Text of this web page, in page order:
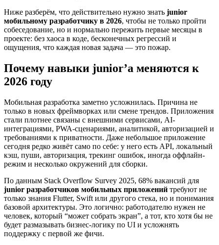
Ниже разберём, что действительно нужно знать junior
мобильному разработчику в 2026, чтобы не только пройти
собеседование, но и нормально пережить первые месяцы в
проекте: без хаоса в коде, бесконечных регрессий и
ощущения, что каждая новая задача — это пожар.
Почему навыки junior’а меняются к
2026 году
Мобильная разработка заметно усложнилась. Причина не
только в новых фреймворках или смене трендов. Приложения
стали плотнее связаны с внешними сервисами, AI-
интеграциями, PWA-сценариями, аналитикой, авторизацией и
требованиями к приватности. Даже небольшое приложение
сегодня редко живёт само по себе: у него есть API, локальный
кэш, пуши, авторизация, трекинг ошибок, иногда оффлайн-
режим и несколько окружений для сборки.
По данным Stack Overflow Survey 2025, 68% вакансий для
junior разработчиков мобильных приложений требуют не
только знания Flutter, Swift или другого стека, но и понимания
базовой архитектуры. Это логично: работодателю нужен не
человек, который “может собрать экран”, а тот, кто хотя бы не
будет размазывать бизнес-логику по UI и усложнять
поддержку с первой же фичи.